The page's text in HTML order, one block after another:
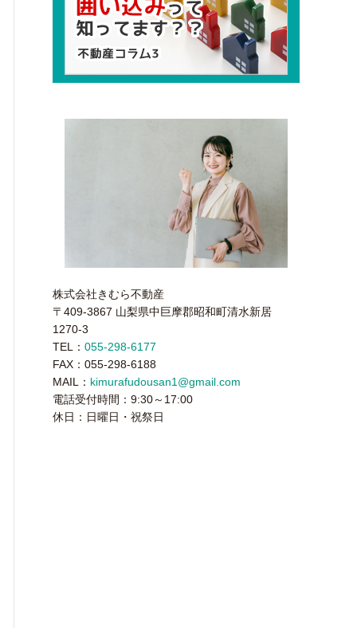
株式会社きむら不動産
〒409-3867 山梨県中巨摩郡昭和町清水新居
1270-3
TEL： 055-298-6177
FAX：055-298-6188
MAIL： kimurafudousan1@gmail.com
電話受付時間：9:30～17:00
休日：日曜日・祝祭日